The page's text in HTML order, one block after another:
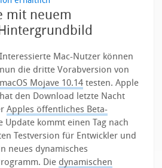
mit neuem
Interessierte Mac-Nutzer können
nun die dritte Vorabversion von
macOS Mojave 10.14 testen. Apple
hat den Download letzte Nacht
Apples öffentliches Beta-
Update kommt einen Tag nach
Testversion für Entwickler und
neues dynamisches
Die dynamischen